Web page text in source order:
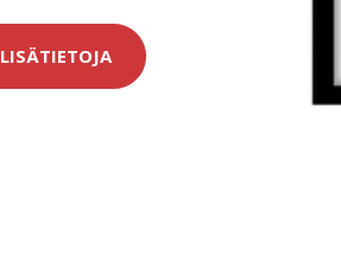
LISÄTIETOJA